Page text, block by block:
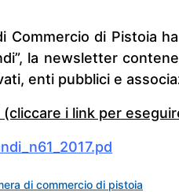
Commercio di Pistoia
la newsletter
enti pubblici e
(cliccare i link per
di commercio di pistoia